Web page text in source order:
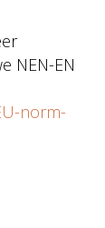
NEN-EN
norm-